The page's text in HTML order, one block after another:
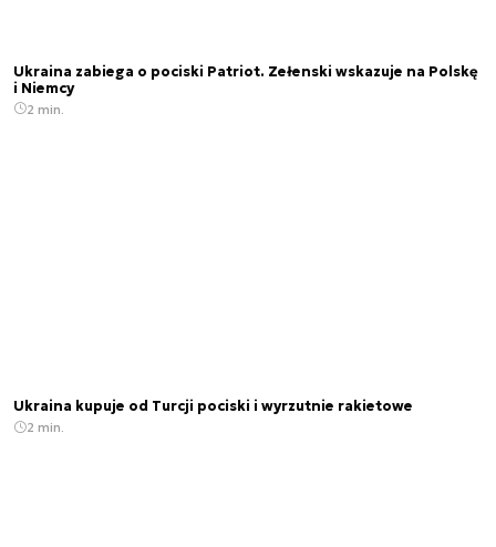
Ukraina zabiega o pociski Patriot. Zełenski wskazuje na Polskę
i Niemcy
2 min.
Ukraina kupuje od Turcji pociski i wyrzutnie rakietowe
2 min.